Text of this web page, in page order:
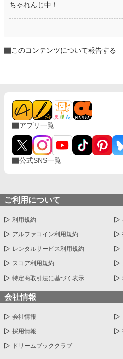
ちゃれんじ中！
このコンテンツについて報告する
アプリ一覧
公式SNS一覧
ご利用について
利用規約
アルファコイン利用規約
レンタルサービス利用規約
スコア利用規約
特定商取引法に基づく表示
会社情報
会社情報
採用情報
ドリームブッククラブ